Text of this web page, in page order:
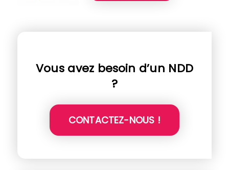
Vous avez besoin d’un NDD
?
CONTACTEZ-NOUS !